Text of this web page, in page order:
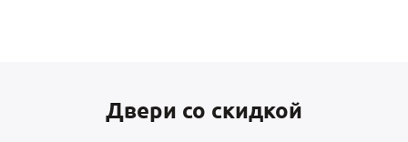
Двери со скидкой